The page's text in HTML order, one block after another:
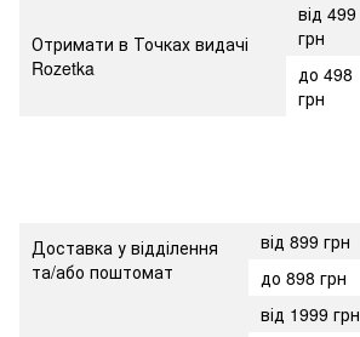
Отримати в Точках видачі
Rozetka
від 499
грн
до 498
грн
Доставка у відділення
та/або поштомат
від 899 грн
до 898 грн
від 1999 грн